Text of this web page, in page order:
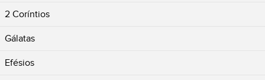
2 Coríntios
Gálatas
Efésios